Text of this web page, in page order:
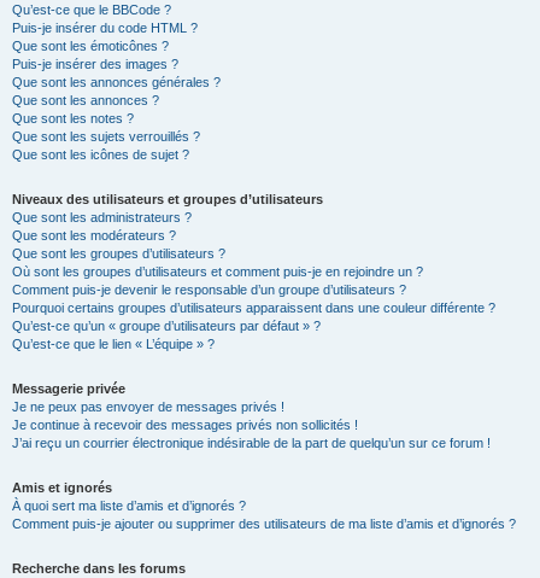
Qu’est-ce que le BBCode ?
Puis-je insérer du code HTML ?
Que sont les émoticônes ?
Puis-je insérer des images ?
Que sont les annonces générales ?
Que sont les annonces ?
Que sont les notes ?
Que sont les sujets verrouillés ?
Que sont les icônes de sujet ?
Niveaux des utilisateurs et groupes d’utilisateurs
Que sont les administrateurs ?
Que sont les modérateurs ?
Que sont les groupes d’utilisateurs ?
Où sont les groupes d’utilisateurs et comment puis-je en rejoindre un ?
Comment puis-je devenir le responsable d’un groupe d’utilisateurs ?
Pourquoi certains groupes d’utilisateurs apparaissent dans une couleur différente ?
Qu’est-ce qu’un « groupe d’utilisateurs par défaut » ?
Qu’est-ce que le lien « L’équipe » ?
Messagerie privée
Je ne peux pas envoyer de messages privés !
Je continue à recevoir des messages privés non sollicités !
J’ai reçu un courrier électronique indésirable de la part de quelqu’un sur ce forum !
Amis et ignorés
À quoi sert ma liste d’amis et d’ignorés ?
Comment puis-je ajouter ou supprimer des utilisateurs de ma liste d’amis et d’ignorés ?
Recherche dans les forums